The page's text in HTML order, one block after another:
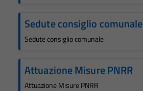
Sedute consiglio comunale
Sedute consiglio comunale
Attuazione Misure PNRR
Attuazione Misure PNRR